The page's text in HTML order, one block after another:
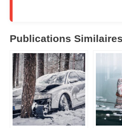
Publications